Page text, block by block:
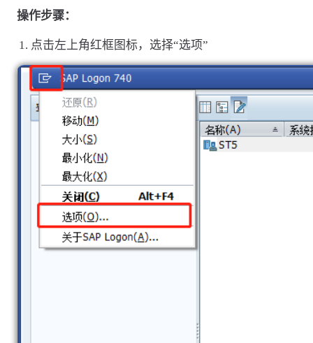
操作步骤：
点击左上角红框图标，选择“选项”